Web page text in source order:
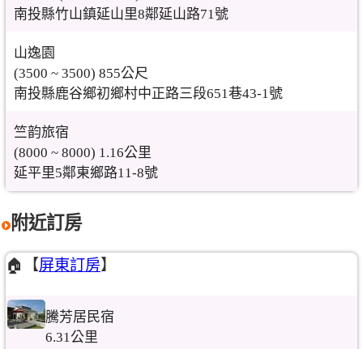
南投縣竹山鎮延山里8鄰延山路71號
山逸園
(3500 ~ 3500) 855公尺
南投縣鹿谷鄉初鄉村中正路三段651巷43-1號
竺韵旅宿
(8000 ~ 8000) 1.16公里
延平里5鄰東鄉路11-8號
附近訂房
🏠【屏東訂房】
騰芳居民宿
6.31公里